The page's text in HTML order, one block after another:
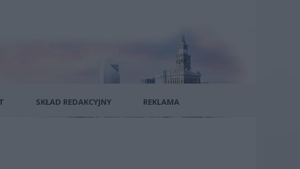
SKŁAD REDAKCYJNY REKLAMA